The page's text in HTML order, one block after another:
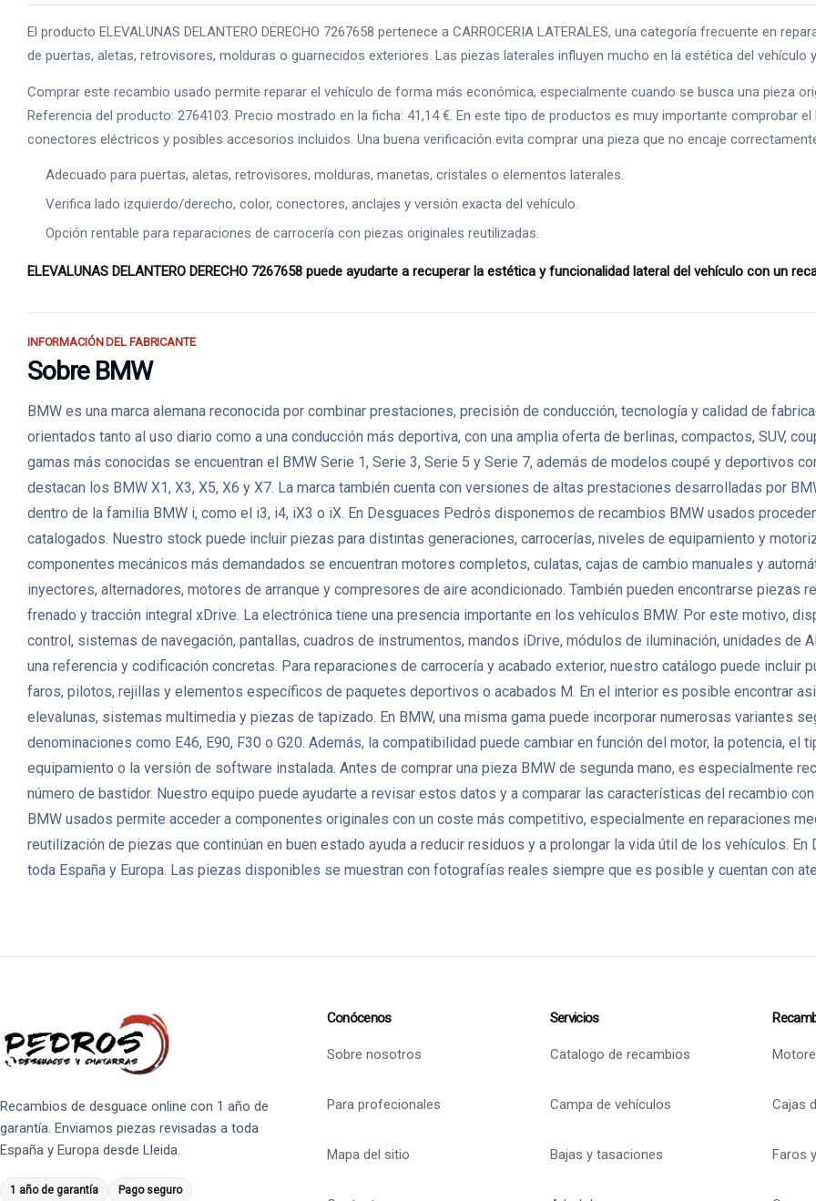
El producto ELEVALUNAS DELANTERO DERECHO 7267658 pertenece a CARROCERIA LATERALES, una categoría frecuente en
de puertas, aletas, retrovisores, molduras o guarnecidos exteriores. Las piezas laterales influyen mucho en la estética del vehículo
Comprar este recambio usado permite reparar el vehículo de forma más económica, especialmente cuando se busca una pieza
Referencia del producto: 2764103. Precio mostrado en la ficha: 41,14 €. En este tipo de productos es muy importante comprobar
conectores eléctricos y posibles accesorios incluidos. Una buena verificación evita comprar una pieza que no encaje
Adecuado para puertas, aletas, retrovisores, molduras, manetas, cristales o elementos laterales.
Verifica lado izquierdo/derecho, color, conectores, anclajes y versión exacta del vehículo.
Opción rentable para reparaciones de carrocería con piezas originales reutilizadas.
ELEVALUNAS DELANTERO DERECHO 7267658 puede ayudarte a recuperar la estética y funcionalidad lateral del vehículo con un
INFORMACIÓN DEL FABRICANTE
Sobre BMW
BMW es una marca alemana reconocida por combinar prestaciones, precisión de conducción, tecnología y calidad de
orientados tanto al uso diario como a una conducción más deportiva, con una amplia oferta de berlinas, compactos, SUV,
gamas más conocidas se encuentran el BMW Serie 1, Serie 3, Serie 5 y Serie 7, además de modelos coupé y deportivos
destacan los BMW X1, X3, X5, X6 y X7. La marca también cuenta con versiones de altas prestaciones desarrolladas por
dentro de la familia BMW i, como el i3, i4, iX3 o iX. En Desguaces Pedrós disponemos de recambios BMW usados
catalogados. Nuestro stock puede incluir piezas para distintas generaciones, carrocerías, niveles de equipamiento y
componentes mecánicos más demandados se encuentran motores completos, culatas, cajas de cambio manuales y
inyectores, alternadores, motores de arranque y compresores de aire acondicionado. También pueden encontrarse piezas
frenado y tracción integral xDrive. La electrónica tiene una presencia importante en los vehículos BMW. Por este motivo,
control, sistemas de navegación, pantallas, cuadros de instrumentos, mandos iDrive, módulos de iluminación, unidades de
una referencia y codificación concretas. Para reparaciones de carrocería y acabado exterior, nuestro catálogo puede incluir
faros, pilotos, rejillas y elementos específicos de paquetes deportivos o acabados M. En el interior es posible encontrar
elevalunas, sistemas multimedia y piezas de tapizado. En BMW, una misma gama puede incorporar numerosas variantes
denominaciones como E46, E90, F30 o G20. Además, la compatibilidad puede cambiar en función del motor, la potencia, el
equipamiento o la versión de software instalada. Antes de comprar una pieza BMW de segunda mano, es especialmente
número de bastidor. Nuestro equipo puede ayudarte a revisar estos datos y a comparar las características del recambio
BMW usados permite acceder a componentes originales con un coste más competitivo, especialmente en reparaciones
reutilización de piezas que continúan en buen estado ayuda a reducir residuos y a prolongar la vida útil de los vehículos.
toda España y Europa. Las piezas disponibles se muestran con fotografías reales siempre que es posible y cuentan con
Recambios de desguace online con 1 año de
garantía. Enviamos piezas revisadas a toda
España y Europa desde Lleida.
1 año de garantía Pago seguro
Conócenos
Sobre nosotros
Para profecionales
Mapa del sitio
Servicios
Catalogo de recambios
Campa de vehículos
Bajas y tasaciones
Cajas
Faros